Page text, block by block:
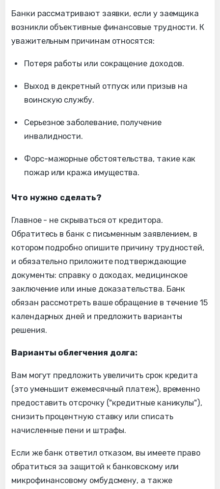
Банки рассматривают заявки, если у заемщика
возникли объективные финансовые трудности. К
уважительным причинам относятся:
Потеря работы или сокращение доходов.
Выход в декретный отпуск или призыв на
воинскую службу.
Серьезное заболевание, получение
инвалидности.
Форс-мажорные обстоятельства, такие как
пожар или кража имущества.
Что нужно сделать?
Главное - не скрываться от кредитора.
Обратитесь в банк с письменным заявлением, в
котором подробно опишите причину трудностей,
и обязательно приложите подтверждающие
документы: справку о доходах, медицинское
заключение или иные доказательства. Банк
обязан рассмотреть ваше обращение в течение 15
календарных дней и предложить варианты
решения.
Варианты облегчения долга:
Вам могут предложить увеличить срок кредита
(это уменьшит ежемесячный платеж), временно
предоставить отсрочку ("кредитные каникулы"),
снизить процентную ставку или списать
начисленные пени и штрафы.
Если же банк ответил отказом, вы имеете право
обратиться за защитой к банковскому или
микрофинансовому омбудсмену, а также